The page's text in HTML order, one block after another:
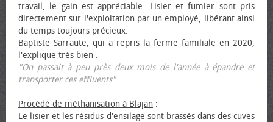
travail, le gain est appréciable. Lisier et fumier sont pris
directement sur l'exploitation par un employé, libérant ainsi
du temps toujours précieux.
Baptiste Sarraute, qui a repris la ferme familiale en 2020,
l'explique très bien :
"On passait à peu près deux mois de l'année à épandre et
transporter ces effluents".
Procédé de méthanisation à Blajan :
Le lisier et les résidus d'ensilage sont brassés dans des cuves